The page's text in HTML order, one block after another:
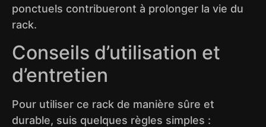
ponctuels contribueront à prolonger la vie du
rack.
Conseils d’utilisation et
d’entretien
Pour utiliser ce rack de manière sûre et
durable, suis quelques règles simples :